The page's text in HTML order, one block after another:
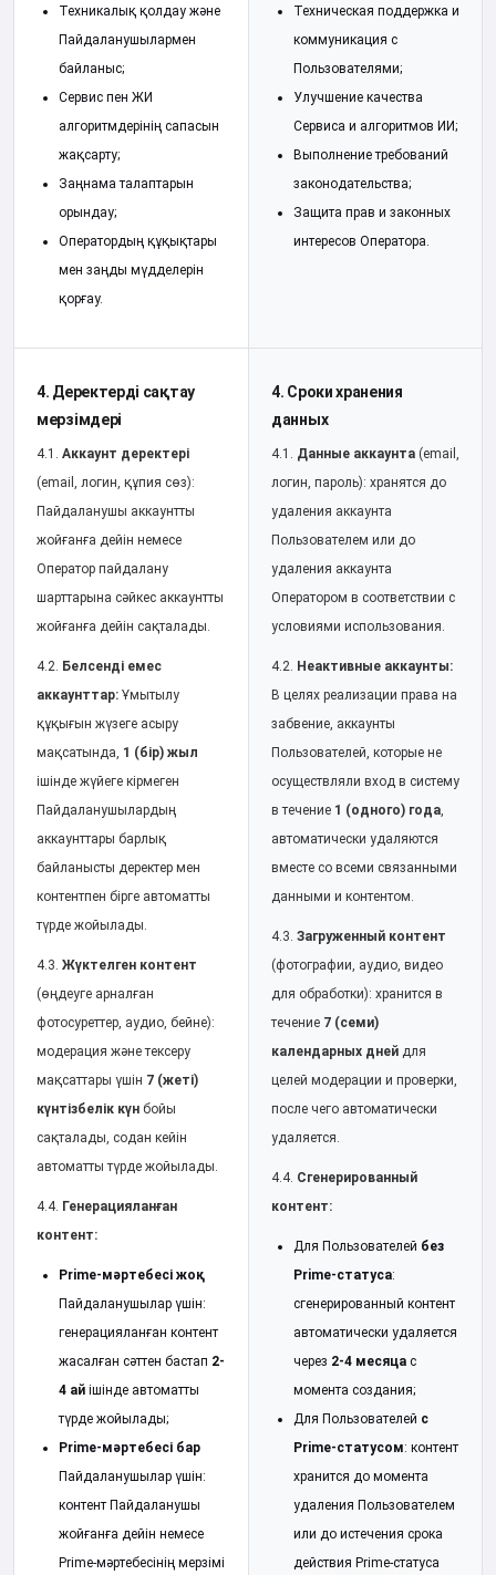
Техникалық қолдау және
Пайдаланушылармен
байланыс;
Сервис пен ЖИ
алгоритмдерінің сапасын
жақсарту;
Заңнама талаптарын
орындау;
Оператордың құқықтары
мен заңды мүдделерін
қорғау.
Техническая поддержка и
коммуникация с
Пользователями;
Улучшение качества
Сервиса и алгоритмов ИИ;
Выполнение требований
законодательства;
Защита прав и законных
интересов Оператора.
4. Деректерді сақтау
мерзімдері
4.1. Аккаунт деректері
(email, логин, құпия сөз):
Пайдаланушы аккаунтты
жойғанға дейін немесе
Оператор пайдалану
шарттарына сәйкес аккаунтты
жойғанға дейін сақталады.
4.2. Белсенді емес
аккаунттар: Ұмытылу
құқығын жүзеге асыру
мақсатында, 1 (бір) жыл
ішінде жүйеге кірмеген
Пайдаланушылардың
аккаунттары барлық
байланысты деректер мен
контентпен бірге автоматты
түрде жойылады.
4.3. Жүктелген контент
(өңдеуге арналған
фотосуреттер, аудио, бейне):
модерация және тексеру
мақсаттары үшін 7 (жеті)
күнтізбелік күн бойы
сақталады, содан кейін
автоматты түрде жойылады.
4.4. Генерацияланған
контент:
Prime-мәртебесі жоқ
Пайдаланушылар үшін:
генерацияланған контент
жасалған сәттен бастап 2-
4 ай ішінде автоматты
түрде жойылады;
Prime-мәртебесі бар
Пайдаланушылар үшін:
контент Пайдаланушы
жойғанға дейін немесе
Prime-мәртебесінің мерзімі
4. Сроки хранения
данных
4.1. Данные аккаунта (email,
логин, пароль): хранятся до
удаления аккаунта
Пользователем или до
удаления аккаунта
Оператором в соответствии с
условиями использования.
4.2. Неактивные аккаунты:
В целях реализации права на
забвение, аккаунты
Пользователей, которые не
осуществляли вход в систему
в течение 1 (одного) года,
автоматически удаляются
вместе со всеми связанными
данными и контентом.
4.3. Загруженный контент
(фотографии, аудио, видео
для обработки): хранится в
течение 7 (семи)
календарных дней для
целей модерации и проверки,
после чего автоматически
удаляется.
4.4. Сгенерированный
контент:
Для Пользователей без
Prime-статуса:
сгенерированный контент
автоматически удаляется
через 2-4 месяца с
момента создания;
Для Пользователей с
Prime-статусом: контент
хранится до момента
удаления Пользователем
или до истечения срока
действия Prime-статуса